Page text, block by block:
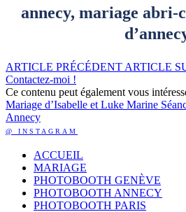
annecy, mariage abri-
ARTICLE PRÉCÉDENT ARTICLE
Contactez-moi !
Ce contenu peut également vous
Mariage d’Isabelle et Luke Marine
Annecy
@ INSTAGRAM
ACCUEIL
MARIAGE
PHOTOBOOTH GENÈVE
PHOTOBOOTH ANNECY
PHOTOBOOTH PARIS